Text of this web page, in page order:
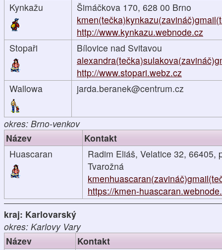
Kynkažu
Šimáčkova 170, 628 00 Brno
http://www.kynkazu.webnode.cz
Stopaři
Bílovice nad Svitavou
http://www.stopari.webz.cz
Wallowa
jarda.beranek@centrum.cz
okres: Brno-venkov
Název
Kontakt
Huascaran
Radim Eliáš, Velatice 32, 66405,
Tvarožná
https://kmen-
kraj: Karlovarský
okres: Karlovy Vary
Název
Kontakt